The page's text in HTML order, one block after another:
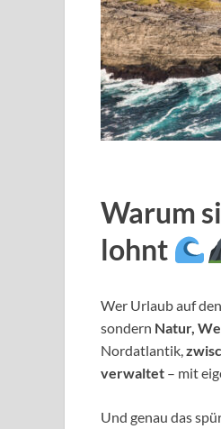
Warum
lohnt
Wer Urlaub auf den
sondern Natur,
Nordatlantik,
verwaltet – mit
Und genau das